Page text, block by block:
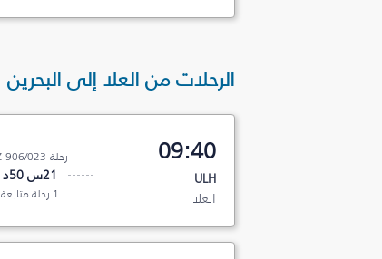
الرحلات من العلا إلى البحرين
09:40
ULH
العلا
رحلة FZ 906/023
21س 50د
1 رحلة متابعة